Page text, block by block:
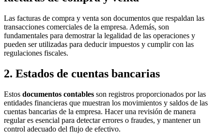
Las facturas de compra y venta son documentos que respaldan las
transacciones comerciales de la empresa. Además, son
fundamentales para demostrar la legalidad de las operaciones y
pueden ser utilizadas para deducir impuestos y cumplir con las
regulaciones fiscales.
2. Estados de cuentas bancarias
Estos documentos contables son registros proporcionados por las
entidades financieras que muestran los movimientos y saldos de las
cuentas bancarias de la empresa. Hacer una revisión de manera
regular es esencial para detectar errores o fraudes, y mantener un
control adecuado del flujo de efectivo.